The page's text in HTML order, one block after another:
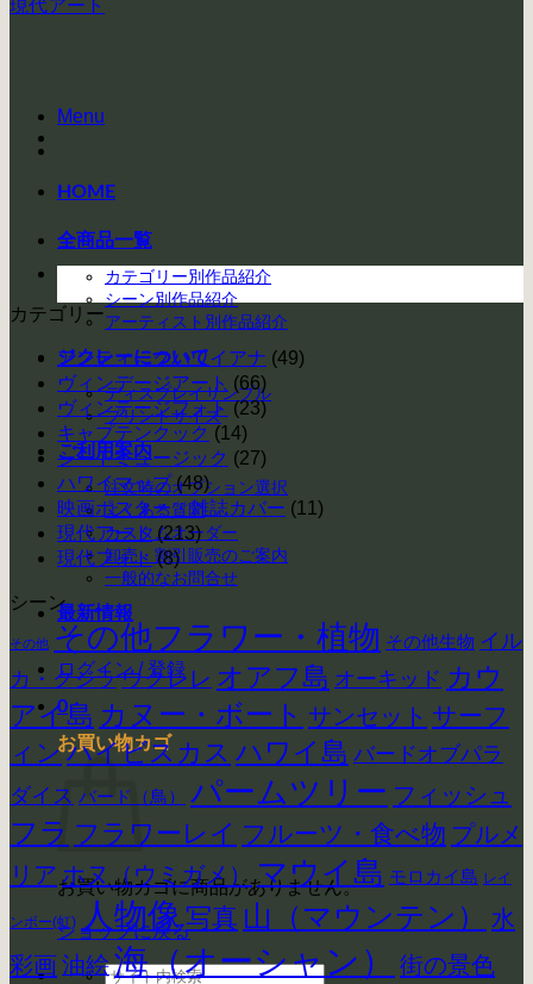
Menu
HOME
全商品一覧
カテゴリー別作品紹介
シーン別作品紹介
アーティスト別作品紹介
ジクレーについて
ディスプレイサンプル
プリントサイズ
ご利用案内
注文時のオプション選択
よくある質問
カスタムオーダー
卸売・割引販売のご案内
一般的なお問合せ
最新情報
ログイン / 登録
0
お買い物カゴ
お買い物カゴに商品がありません。
ショップに戻る
検
現代アート
カテゴリー
アンティークハワイアナ (49)
ヴィンデージアート (66)
ヴィンテージフォト (23)
キャプテンクック (14)
シートミュージック (27)
ハワイマップ (48)
映画ポスター・雑誌カバー (11)
現代アート (213)
現代フォト (8)
シーン
その他 その他フラワー・植物 その他生物 イル
カ・クジラ ウクレレ オアフ島 オーキッド カウ
アイ島 カヌー・ボート サンセット サーフ
ィンハイビスカス ハワイ島 バードオブパラ
ダイス バード（鳥） パームツリー フィッシュ
フラ フラワーレイ フルーツ・食べ物 プルメ
リア ホヌ（ウミガメ） マウイ島 モロカイ島 レイ
ンボー(虹) 人物像写真 山（マウンテン）
水
彩画油絵海（オーシャン） 街の景色